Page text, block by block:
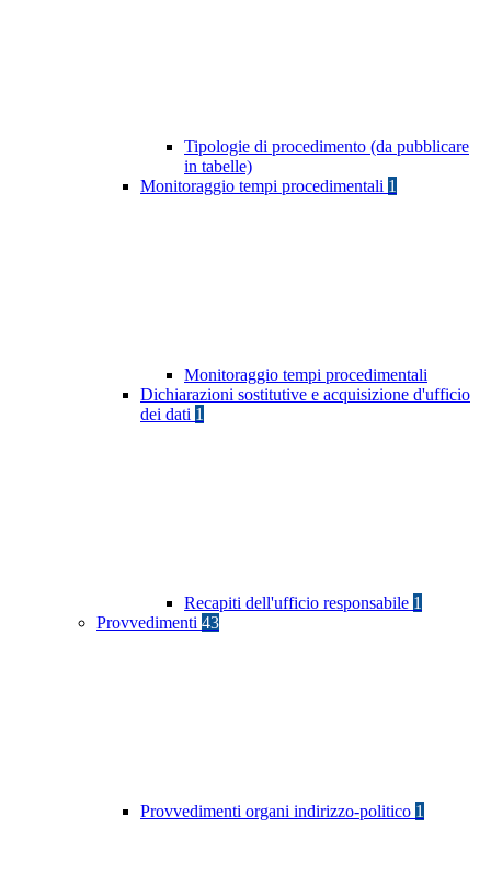
Tipologie di procedimento (da pubblicare
in tabelle)
Monitoraggio tempi procedimentali 1
Monitoraggio tempi procedimentali
Dichiarazioni sostitutive e acquisizione d'ufficio
dei dati 1
Recapiti dell'ufficio responsabile 1
Provvedimenti 43
Provvedimenti organi indirizzo-politico 1